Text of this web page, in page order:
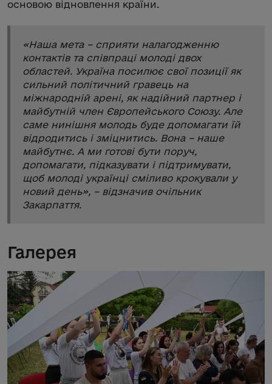
основою відновлення країни.
«Наша мета – сприяти налагодженню
контактів та співпраці молоді двох
областей. Україна посилює свої позиції як
сильний політичний гравець на
міжнародній арені, як надійний партнер і
майбутній член Європейського Союзу. Але
саме нинішня молодь буде допомагати їй
відродитись і зміцнитись. Вона – наше
майбутнє. А ми готові бути поруч,
допомагати, підказувати і підтримувати,
щоб молоді українці сміливо крокували у
новий день», – відзначив очільник
Закарпаття.
Галерея